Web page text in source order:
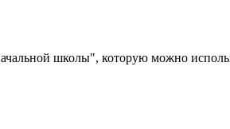
школы", которую можно